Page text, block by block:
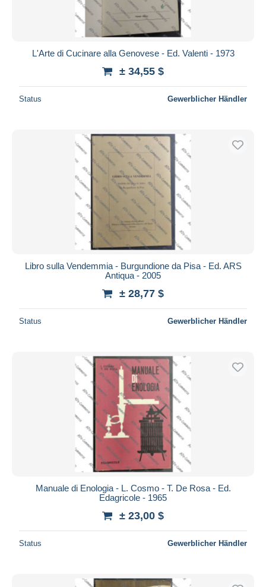
L'Arte di Cucinare alla Genovese - Ed. Valenti - 1973
± 34,55 $
Status Gewerblicher Händler
Libro sulla Vendemmia - Burgundione da Pisa - Ed. ARS
Antiqua - 2005
± 28,77 $
Status Gewerblicher Händler
Manuale di Enologia - L. Cosmo - T. De Rosa - Ed.
Edagricole - 1965
± 23,00 $
Status Gewerblicher Händler